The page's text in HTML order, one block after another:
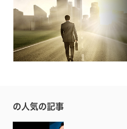
の人気の記事